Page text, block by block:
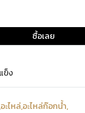
ซื้อเลย
ข็ง
,อะไหล่,อะไหล่ก๊อกน้ำ,